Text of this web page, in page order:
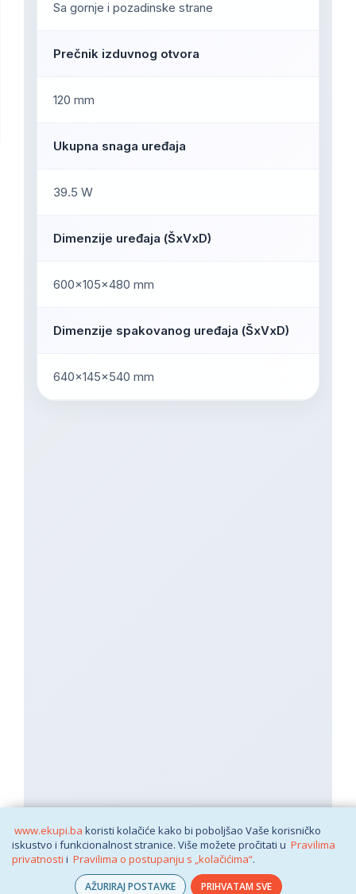
www.ekupi.ba koristi kolačiće kako bi poboljšao Vaše korisničko
iskustvo i funkcionalnost stranice. Više možete pročitati u Pravilima
privatnosti i Pravilima o postupanju s „kolačićima“.
AŽURIRAJ POSTAVKE PRIHVATAM SVE
Sa gornje i pozadinske strane
Prečnik izduvnog otvora
120 mm
Ukupna snaga uređaja
39.5 W
Dimenzije uređaja (ŠxVxD)
600x105x480 mm
Dimenzije spakovanog uređaja (ŠxVxD)
640x145x540 mm